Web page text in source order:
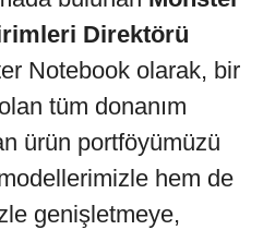
Direktörü
Notebook olarak, bir
tüm donanım
ürün portföyümüzü
hem de
genişletmeye,